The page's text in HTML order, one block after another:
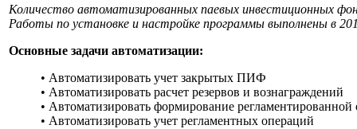
Количество автоматизированных паевых инвестиционных
Работы по установке и настройке программы выполнены в
Основные задачи автоматизации:
• Автоматизировать учет закрытых ПИФ
• Автоматизировать расчет резервов и вознаграждений
• Автоматизировать формирование регламентированной
• Автоматизировать учет регламентных операций